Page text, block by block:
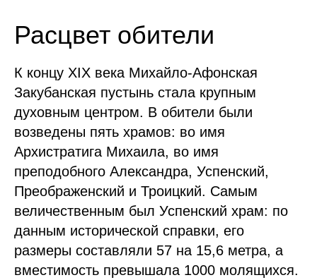
Расцвет обители
К концу XIX века Михайло-Афонская
Закубанская пустынь стала крупным
духовным центром. В обители были
возведены пять храмов: во имя
Архистратига Михаила, во имя
преподобного Александра, Успенский,
Преображенский и Троицкий. Самым
величественным был Успенский храм: по
данным исторической справки, его
размеры составляли 57 на 15,6 метра, а
вместимость превышала 1000 молящихся.